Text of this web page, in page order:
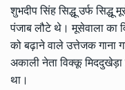
शुभदीप सिंह सिद्धू उर्फ सिद्धू
पंजाब लौटे थे। मूसेवाला का
को बढ़ाने वाले उत्तेजक गाना
अकाली नेता विक्कू
था।